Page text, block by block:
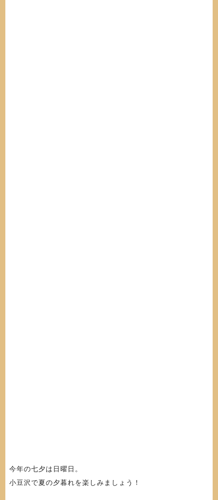
今年の七夕は日曜日。
小豆沢で夏の夕暮れを楽しみましょう！